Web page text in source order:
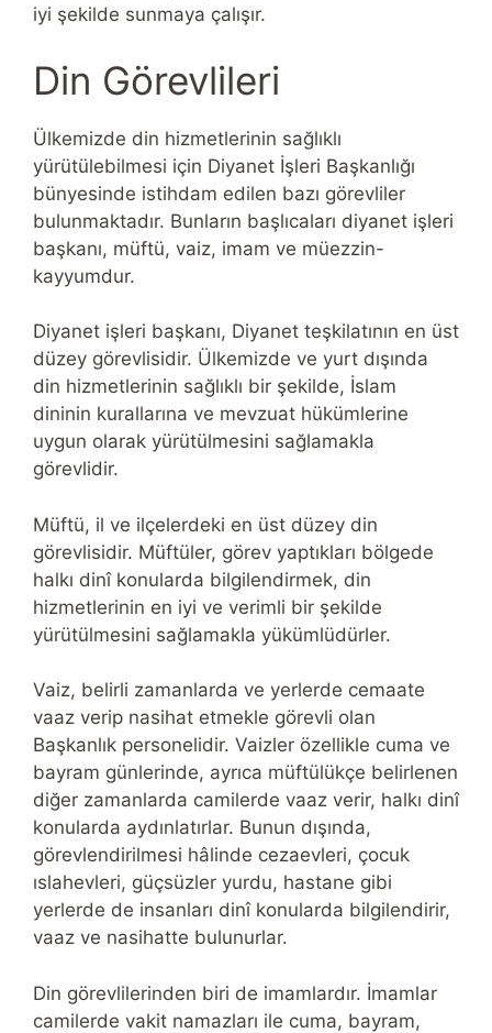
iyi şekilde sunmaya çalışır.
Din Görevlileri
Ülkemizde din hizmetlerinin sağlıklı
yürütülebilmesi için Diyanet İşleri Başkanlığı
bünyesinde istihdam edilen bazı görevliler
bulunmaktadır. Bunların başlıcaları diyanet işleri
başkanı, müftü, vaiz, imam ve müezzin-
kayyumdur.
Diyanet işleri başkanı, Diyanet teşkilatının en üst
düzey görevlisidir. Ülkemizde ve yurt dışında
din hizmetlerinin sağlıklı bir şekilde, İslam
dininin kurallarına ve mevzuat hükümlerine
uygun olarak yürütülmesini sağlamakla
görevlidir.
Müftü, il ve ilçelerdeki en üst düzey din
görevlisidir. Müftüler, görev yaptıkları bölgede
halkı dinî konularda bilgilendirmek, din
hizmetlerinin en iyi ve verimli bir şekilde
yürütülmesini sağlamakla yükümlüdürler.
Vaiz, belirli zamanlarda ve yerlerde cemaate
vaaz verip nasihat etmekle görevli olan
Başkanlık personelidir. Vaizler özellikle cuma ve
bayram günlerinde, ayrıca müftülükçe belirlenen
diğer zamanlarda camilerde vaaz verir, halkı dinî
konularda aydınlatırlar. Bunun dışında,
görevlendirilmesi hâlinde cezaevleri, çocuk
ıslahevleri, güçsüzler yurdu, hastane gibi
yerlerde de insanları dinî konularda bilgilendirir,
vaaz ve nasihatte bulunurlar.
Din görevlilerinden biri de imamlardır. İmamlar
camilerde vakit namazları ile cuma, bayram,